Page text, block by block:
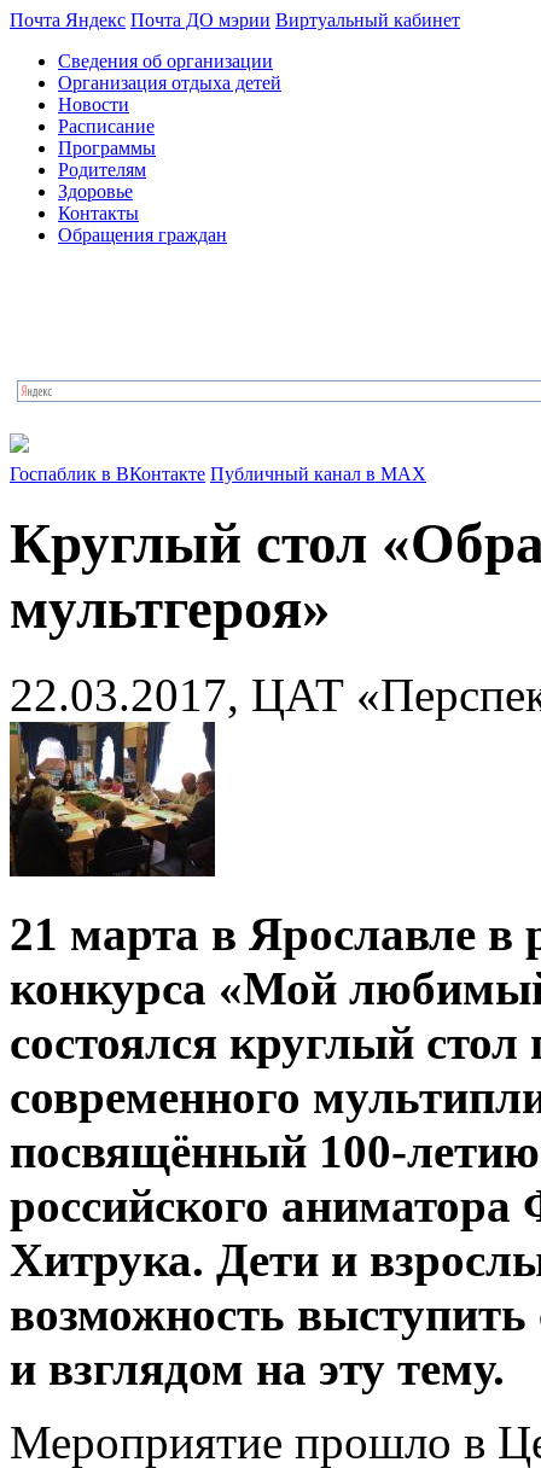
Почта Яндекс Почта ДО мэрии Виртуальный кабинет
Сведения об организации
Организация отдыха детей
Новости
Расписание
Программы
Родителям
Здоровье
Контакты
Обращения граждан
Госпаблик в ВКонтакте Публичный канал в MAX
Круглый стол
мультгероя»
22.03.2017, ЦАТ
21 марта в Ярославле в
конкурса «Мой
состоялся круглый
современного
посвящённый 100-
российского
Хитрука. Дети и
возможность
и взглядом на эту тему.
Мероприятие прошло в